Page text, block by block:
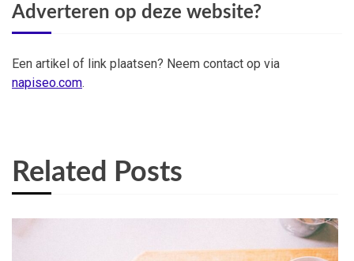
Adverteren op deze website?
Een artikel of link plaatsen? Neem contact op via
napiseo.com.
Related Posts